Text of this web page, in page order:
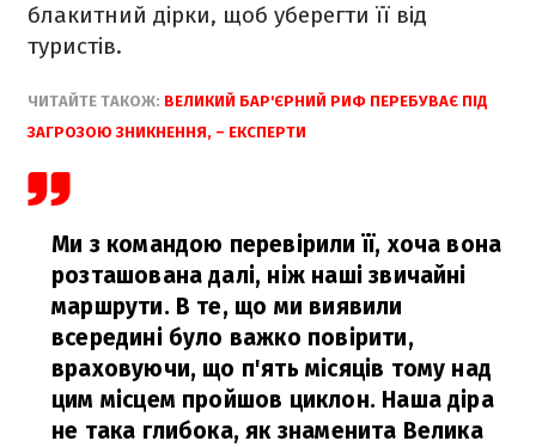
блакитний дірки, щоб уберегти її від
туристів.
ЧИТАЙТЕ ТАКОЖ: ВЕЛИКИЙ БАР'ЄРНИЙ РИФ ПЕРЕБУВАЄ ПІД
ЗАГРОЗОЮ ЗНИКНЕННЯ, – ЕКСПЕРТИ
Ми з командою перевірили її, хоча вона
розташована далі, ніж наші звичайні
маршрути. В те, що ми виявили
всередині було важко повірити,
враховуючи, що п'ять місяців тому над
цим місцем пройшов циклон. Наша діра
не така глибока, як знаменита Велика